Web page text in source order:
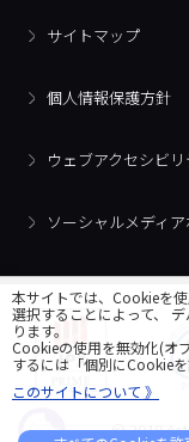
サイトマップ
個人情報保護方針
ウェブアクセシビ
ソーシャルメディ
© 2018
本サイトでは、Cookieを
選択することによって、
ります。
Cookieの使用を無効化(オ
するには「個別にCookie
このサイトについて 》